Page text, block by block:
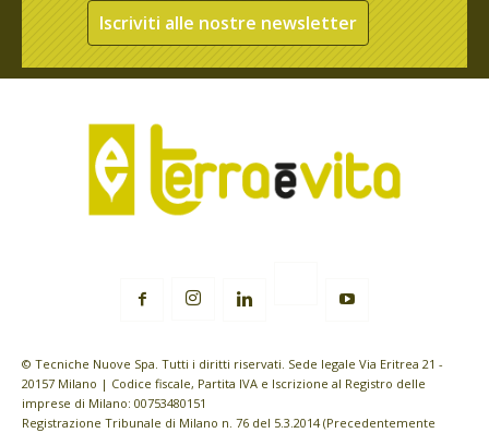
Iscriviti alle nostre newsletter
© Tecniche Nuove Spa. Tutti i diritti riservati. Sede legale Via Eritrea 21 -
20157 Milano | Codice fiscale, Partita IVA e Iscrizione al Registro delle
imprese di Milano: 00753480151
Registrazione Tribunale di Milano n. 76 del 5.3.2014 (Precedentemente